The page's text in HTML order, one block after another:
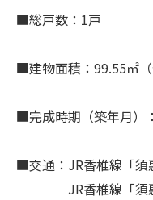
■総戸数：1戸
■建物面積：
■完成時期（築年月）
■交通：JR香椎線「
JR香椎線「須惠